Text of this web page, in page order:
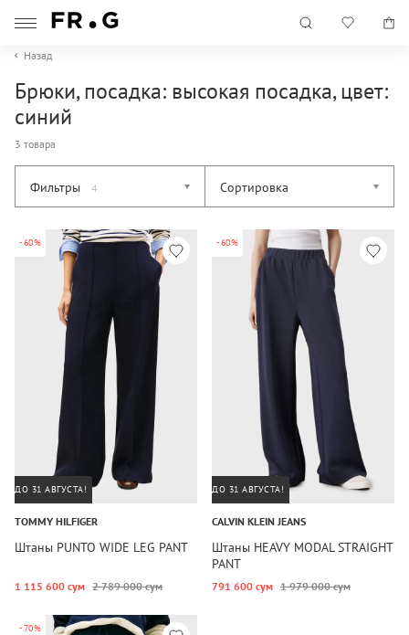
Назад
Брюки, посадка: высокая посадка, цвет:
синий
3 товара
Фильтры 4 Сортировка
-60%
ДО 31 АВГУСТА!
TOMMY HILFIGER
Штаны PUNTO WIDE LEG PANT
1 115 600 сум 2 789 000 сум
-60%
ДО 31 АВГУСТА!
CALVIN KLEIN JEANS
Штаны HEAVY MODAL STRAIGHT
PANT
791 600 сум 1 979 000 сум
-70%